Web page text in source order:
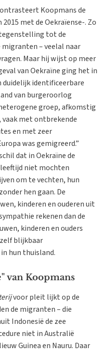
Koopmans de
met de Oekraïense-. Zo
tot de
– veelal naar
Maar hij wijst op meer
van Oekraïne ging het in
duidelijk identificeerbare
van burgeroorlog
groep, afkomstig
met ontbrekende
en met zeer
was gemigreerd.”
dat in Oekraïne de
niet mochten
om te vechten, hun
hen gaan. De
kinderen en ouderen uit
rekenen dan de
kinderen en ouders
blijkbaar
hun thuisland.
van Koopmans
voor pleit lijkt op de
de migranten – die
Indonesië de zee
niet in Australië
Guinea en Nauru. Daar